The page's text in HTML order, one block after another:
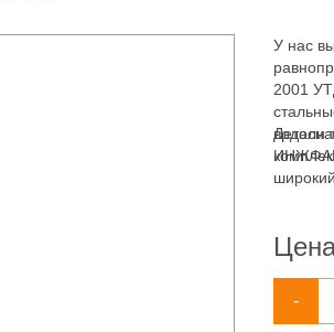
У нас
2001
Детали
-